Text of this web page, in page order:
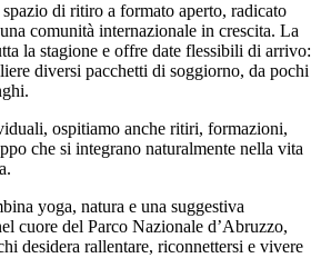
di ritiro a formato aperto, radicato
comunità internazionale in crescita. La
la stagione e offre date flessibili di arrivo:
diversi pacchetti di soggiorno, da pochi
ospitiamo anche ritiri, formazioni,
che si integrano naturalmente nella vita
yoga, natura e una suggestiva
cuore del Parco Nazionale d’Abruzzo,
desidera rallentare, riconnettersi e vivere